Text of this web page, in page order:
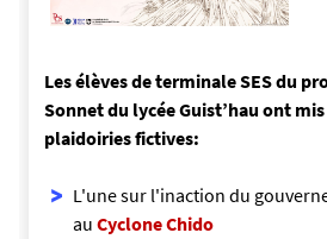
Les élèves de terminale SES du
Sonnet du lycée Guist’hau ont
plaidoiries fictives:
L'une sur l'inaction du
au Cyclone Chido